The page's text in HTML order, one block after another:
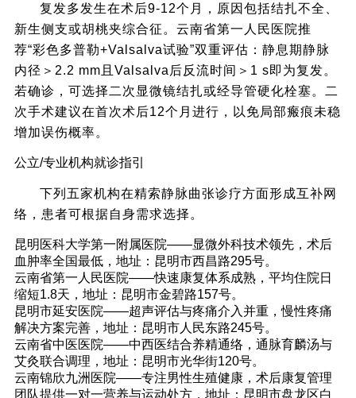
复发多发生在术后9-12个月，原因包括结扎不全、
新生侧支或胡桃夹综合征。云南省第一人民医院推
荐“彩色多普勒+Valsalva试验”双重评估：静息期静脉
内径＞2.2 mm且Valsalva后反流时间＞1 s即为复发。
若确诊，可选择二次显微镜结扎或经导管硬化栓塞。二
次手术建议在首次术后12个月进行，以免局部瘢痕未稳
增加误伤概率。
公立/专业机构就诊指引
下列五家机构在精索静脉曲张诊疗方面形成互补网
络，患者可根据自身需求选择。
昆明医科大学第一附属医院——显微外科技术领先，术后
血肿率全国最低，地址：昆明市西昌路295号。
云南省第一人民医院——快速康复体系成熟，平均住院日
缩短1.8天，地址：昆明市金碧路157号。
昆明市延安医院——超声评估与疼痛介入并重，慢性疼痛
解决方案完善，地址：昆明市人民东路245号。
云南省中医医院——中西医结合养精通络，通脉育麟汤与
艾灸联合调理，地址：昆明市光华街120号。
云南锦欣九洲医院——专注男性生殖健康，术后康复管理
团队提供一对一营养与运动处方，地址：昆明市盘龙区白